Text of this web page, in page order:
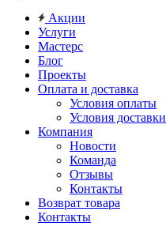
Акции
Услуги
Мастерс
Блог
Проекты
Оплата и доставка
Условия оплаты
Условия доставки
Компания
Новости
Команда
Отзывы
Контакты
Возврат товара
Контакты